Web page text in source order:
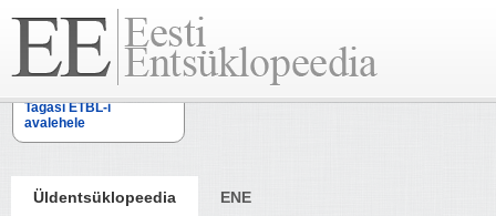
Tagasi ETBL-i
avalehele
Üldentsüklopeedia ENE